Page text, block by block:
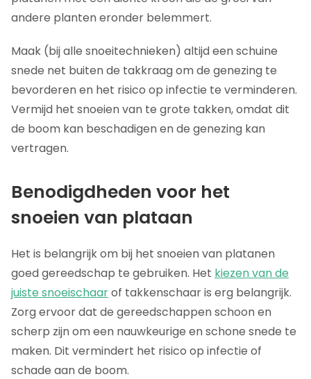
andere planten eronder belemmert.
Maak (bij alle snoeitechnieken) altijd een schuine
snede net buiten de takkraag om de genezing te
bevorderen en het risico op infectie te verminderen.
Vermijd het snoeien van te grote takken, omdat dit
de boom kan beschadigen en de genezing kan
vertragen.
Benodigdheden voor het
snoeien van plataan
Het is belangrijk om bij het snoeien van platanen
goed gereedschap te gebruiken. Het kiezen van de
juiste snoeischaarof takkenschaar is erg belangrijk.
Zorg ervoor dat de gereedschappen schoon en
scherp zijn om een nauwkeurige en schone snede te
maken. Dit vermindert het risico op infectie of
schade aan de boom.